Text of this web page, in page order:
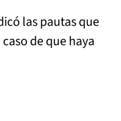
las pautas que
de que haya